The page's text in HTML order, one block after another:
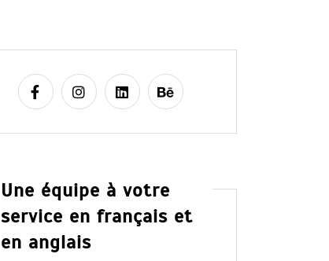
Une équipe à votre
service en français et
en anglais